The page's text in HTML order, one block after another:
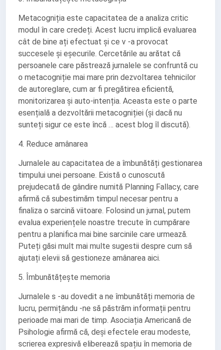
Metacogniția este capacitatea de a analiza critic
modul în care credeți. Acest lucru implică evaluarea
cât de bine ați efectuat și ce v -a provocat
succesele și eșecurile. Cercetările au arătat că
persoanele care păstrează jurnalele se confruntă cu
o metacogniție mai mare prin dezvoltarea tehnicilor
de autoreglare, cum ar fi pregătirea eficientă,
monitorizarea și auto-intenția. Aceasta este o parte
esențială a dezvoltării metacogniției (și dacă nu
sunteți sigur ce este încă … acest blog îl discută).
4. Reduce amânarea
Jurnalele au capacitatea de a îmbunătăți gestionarea
timpului unei persoane. Există o cunoscută
prejudecată de gândire numită Planning Fallacy, care
afirmă că subestimăm timpul necesar pentru a
finaliza o sarcină viitoare. Folosind un jurnal, putem
evalua experiențele noastre trecute în cumpărare
pentru a planifica mai bine sarcinile care urmează.
Puteți găsi mult mai multe sugestii despre cum să
ajutați elevii să gestioneze amânarea aici.
5. Îmbunătățește memoria
Jurnalele s -au dovedit a ne îmbunătăți memoria de
lucru, permițându -ne să păstrăm informații pentru
perioade mai mari de timp. Asociația Americană de
Psihologie afirmă că, deși efectele erau modeste,
scrierea expresivă eliberează spațiu în memoria de